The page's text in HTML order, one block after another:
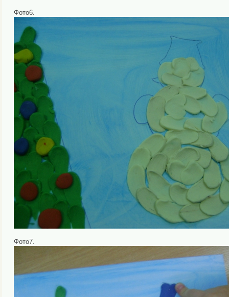
Фото6.
Фото7.